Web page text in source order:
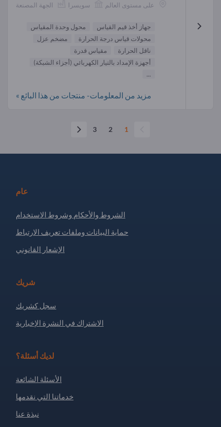
الجهة المصنعة سويسرا على مستوى العالم
جهاز أخذ قيم القياس
محول وحدة المقياس
محولات قياس درجة الحرارة
مضخم عزل
ناقل الحرارة
مقياس قدرة
أجهزة الإمداد بالتيار الكهربائي (أجزاء الشبكة)
...
مزيد من المعلومات- منتجات من هذا البائع »
1
2
3
عام
الشروط والأحكام وشروط الاستخدام
حماية البيانات وملفات تعريف الارتباط
الإشعار القانوني
شريك
سجل كشريك
الاشتراك في النشرة الإخبارية
لديك أسئلة؟
الأسئلة الشائعة
خدماتنا التي نقدمها
نبذة عنا